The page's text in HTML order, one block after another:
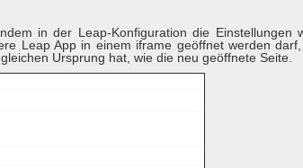
in der Leap-Konfiguration die Einstellungen
Leap App in einem iframe geöffnet werden
Ursprung hat, wie die neu geöffnete Seite.